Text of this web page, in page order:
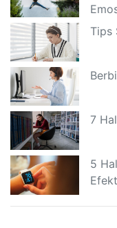
Tips
7
5